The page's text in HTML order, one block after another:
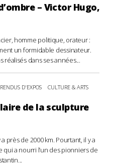
– Victor Hugo,
homme politique, orateur :
un formidable dessinateur.
réalisés dans ses années...
D'EXPOS CULTURE & ARTS
de la sculpture
près de 2000 km. Pourtant, il y a
a nourri l’un des pionniers de